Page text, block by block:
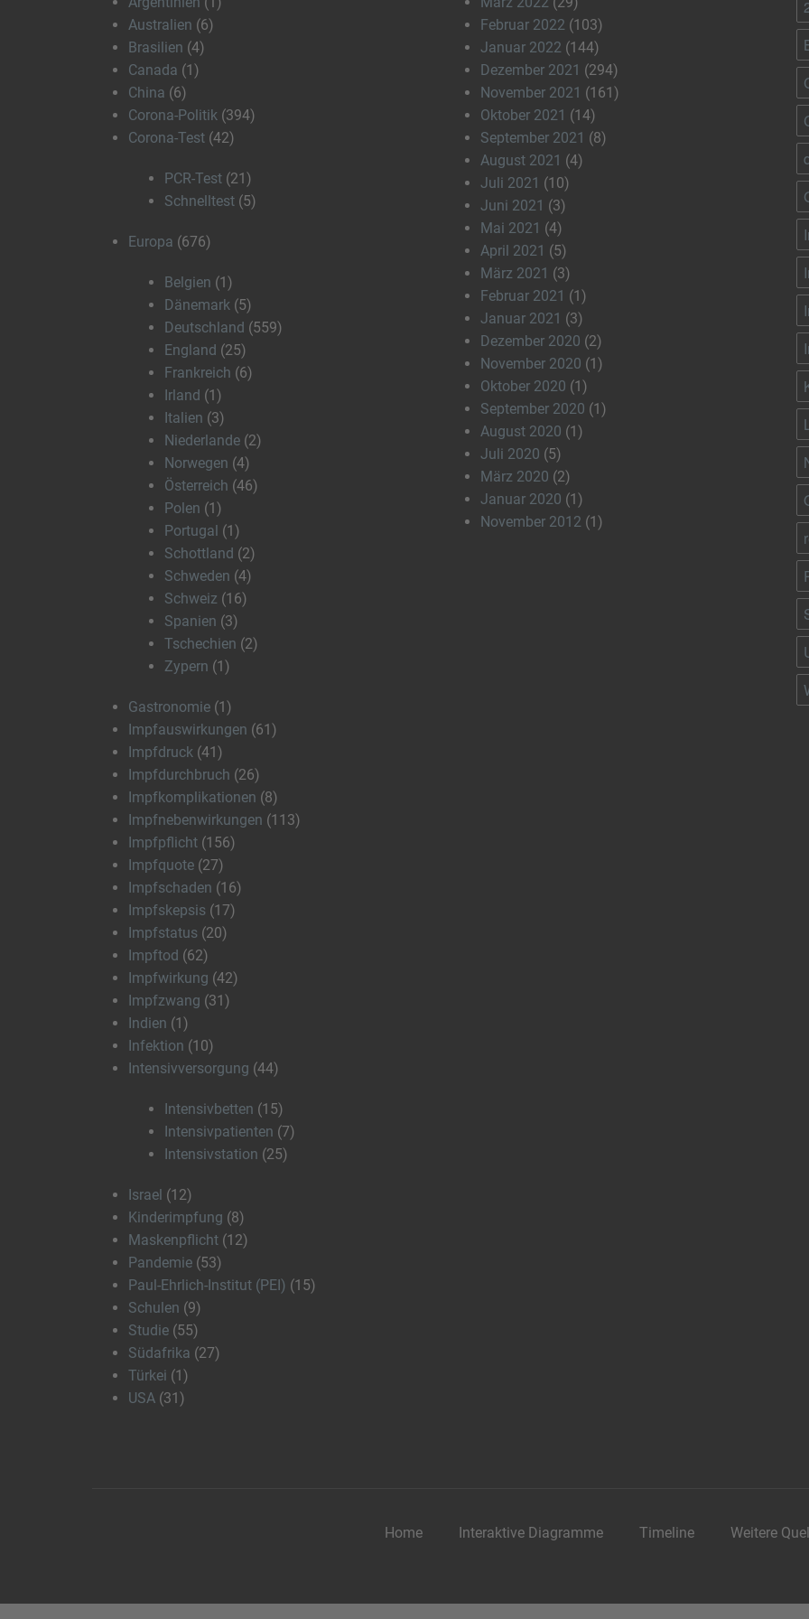
Australien (6)
Brasilien (4)
Canada (1)
China (6)
Corona-Politik (394)
Corona-Test (42)
PCR-Test (21)
Schnelltest (5)
Europa (676)
Belgien (1)
Dänemark (5)
Deutschland (559)
England (25)
Frankreich (6)
Irland (1)
Italien (3)
Niederlande (2)
Norwegen (4)
Österreich (46)
Polen (1)
Portugal (1)
Schottland (2)
Schweden (4)
Schweiz (16)
Spanien (3)
Tschechien (2)
Zypern (1)
Gastronomie (1)
Impfauswirkungen (61)
Impfdruck (41)
Impfdurchbruch (26)
Impfkomplikationen (8)
Impfnebenwirkungen (113)
Impfpflicht (156)
Impfquote (27)
Impfschaden (16)
Impfskepsis (17)
Impfstatus (20)
Impftod (62)
Impfwirkung (42)
Impfzwang (31)
Indien (1)
Infektion (10)
Intensivversorgung (44)
Intensivbetten (15)
Intensivpatienten (7)
Intensivstation (25)
Israel (12)
Kinderimpfung (8)
Maskenpflicht (12)
Pandemie (53)
Paul-Ehrlich-Institut (PEI) (15)
Schulen (9)
Studie (55)
Südafrika (27)
Türkei (1)
USA (31)
Februar 2022 (103)
Januar 2022 (144)
Dezember 2021 (294)
November 2021 (161)
Oktober 2021 (14)
September 2021 (8)
August 2021 (4)
Juli 2021 (10)
Juni 2021 (3)
Mai 2021 (4)
April 2021 (5)
März 2021 (3)
Februar 2021 (1)
Januar 2021 (3)
Dezember 2020 (2)
November 2020 (1)
Oktober 2020 (1)
September 2020 (1)
August 2020 (1)
Juli 2020 (5)
März 2020 (2)
Januar 2020 (1)
November 2012 (1)
Home Interaktive Diagramme Timeline Weitere